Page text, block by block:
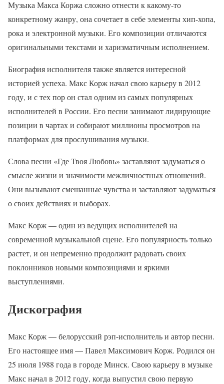
Музыка Макса Коржа сложно отнести к какому-то
конкретному жанру, она сочетает в себе элементы хип-хопа,
рока и электронной музыки. Его композиции отличаются
оригинальными текстами и харизматичным исполнением.
Биография исполнителя также является интересной
историей успеха. Макс Корж начал свою карьеру в 2012
году, и с тех пор он стал одним из самых популярных
исполнителей в России. Его песни занимают лидирующие
позиции в чартах и собирают миллионы просмотров на
платформах для прослушивания музыки.
Слова песни «Где Твоя Любовь» заставляют задуматься о
смысле жизни и значимости межличностных отношений.
Они вызывают смешанные чувства и заставляют задуматься
о своих действиях и выборах.
Макс Корж — один из ведущих исполнителей на
современной музыкальной сцене. Его популярность только
растет, и он непременно продолжит радовать своих
поклонников новыми композициями и яркими
выступлениями.
Дискография
Макс Корж — белорусский рэп-исполнитель и автор песни.
Его настоящее имя — Павел Максимович Корж. Родился он
25 июля 1988 года в городе Минск. Свою карьеру в музыке
Макс начал в 2012 году, когда выпустил свою первую